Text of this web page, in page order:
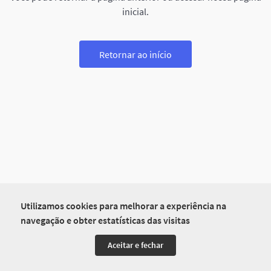
Utilizamos cookies para melhorar a experiência na
navegação e obter estatísticas das visitas
Aceitar e fechar
inicial.
Retornar ao início